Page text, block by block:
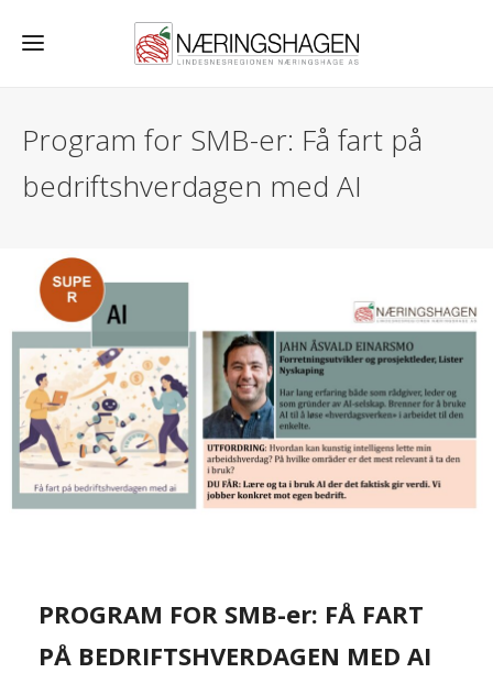
Program for SMB-er: Få fart på
bedriftshverdagen med AI
PROGRAM FOR SMB-er: FÅ FART
PÅ BEDRIFTSHVERDAGEN MED AI